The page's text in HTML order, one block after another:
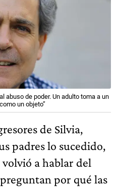
abuso de poder. Un adulto toma a un
un objeto”
de Silvia,
padres lo sucedido,
volvió a hablar del
por qué las